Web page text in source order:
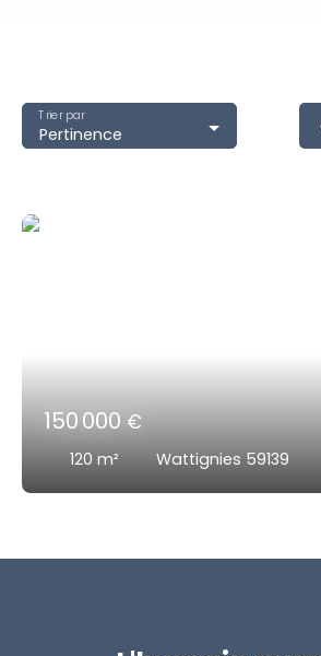
Pertinence
Trier par
150 000 €
120 m² Wattignies 59139